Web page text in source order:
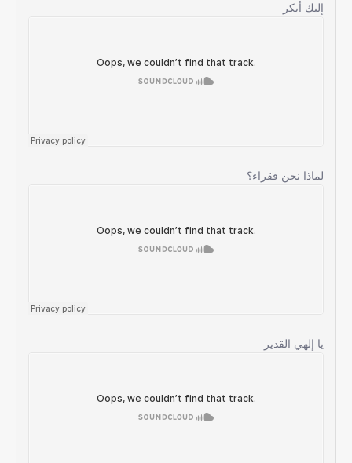
إليك أبكر
لماذا نحن فقراء؟
يا إلهي القدير